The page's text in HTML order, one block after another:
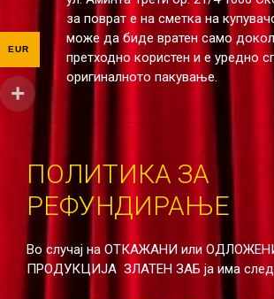
за поврат е на сметка на
може да биде вратен само
претходно користен и е уредно
оригиналното пакување.
ПОЛИТИКА ЗА
РЕФУНДИРАЊЕ
Во случај на ОТКАЖАНИ или
ПРОДУКЦИЈА ЗЛАТЕН ЗАБ ја има
EUR